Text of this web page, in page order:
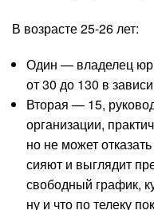
В возрасте 25-26 лет:
Один — владелец
от 30 до 130 в
Вторая — 15,
организации,
но не может
сияют и выглядит
свободный график,
ну и что по телеку